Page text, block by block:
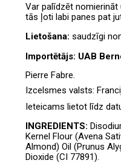
Var palīdzēt nomierināt
tās ļoti labi panes pat
Lietošana: saudzīgi
Importētājs: UAB
Pierre Fabre.
Izcelsmes valsts:
Ieteicams lietot līdz
INGREDIENTS:
Kernel Flour (Avena
Almond) Oil (Prunus
Dioxide (CI 77891).